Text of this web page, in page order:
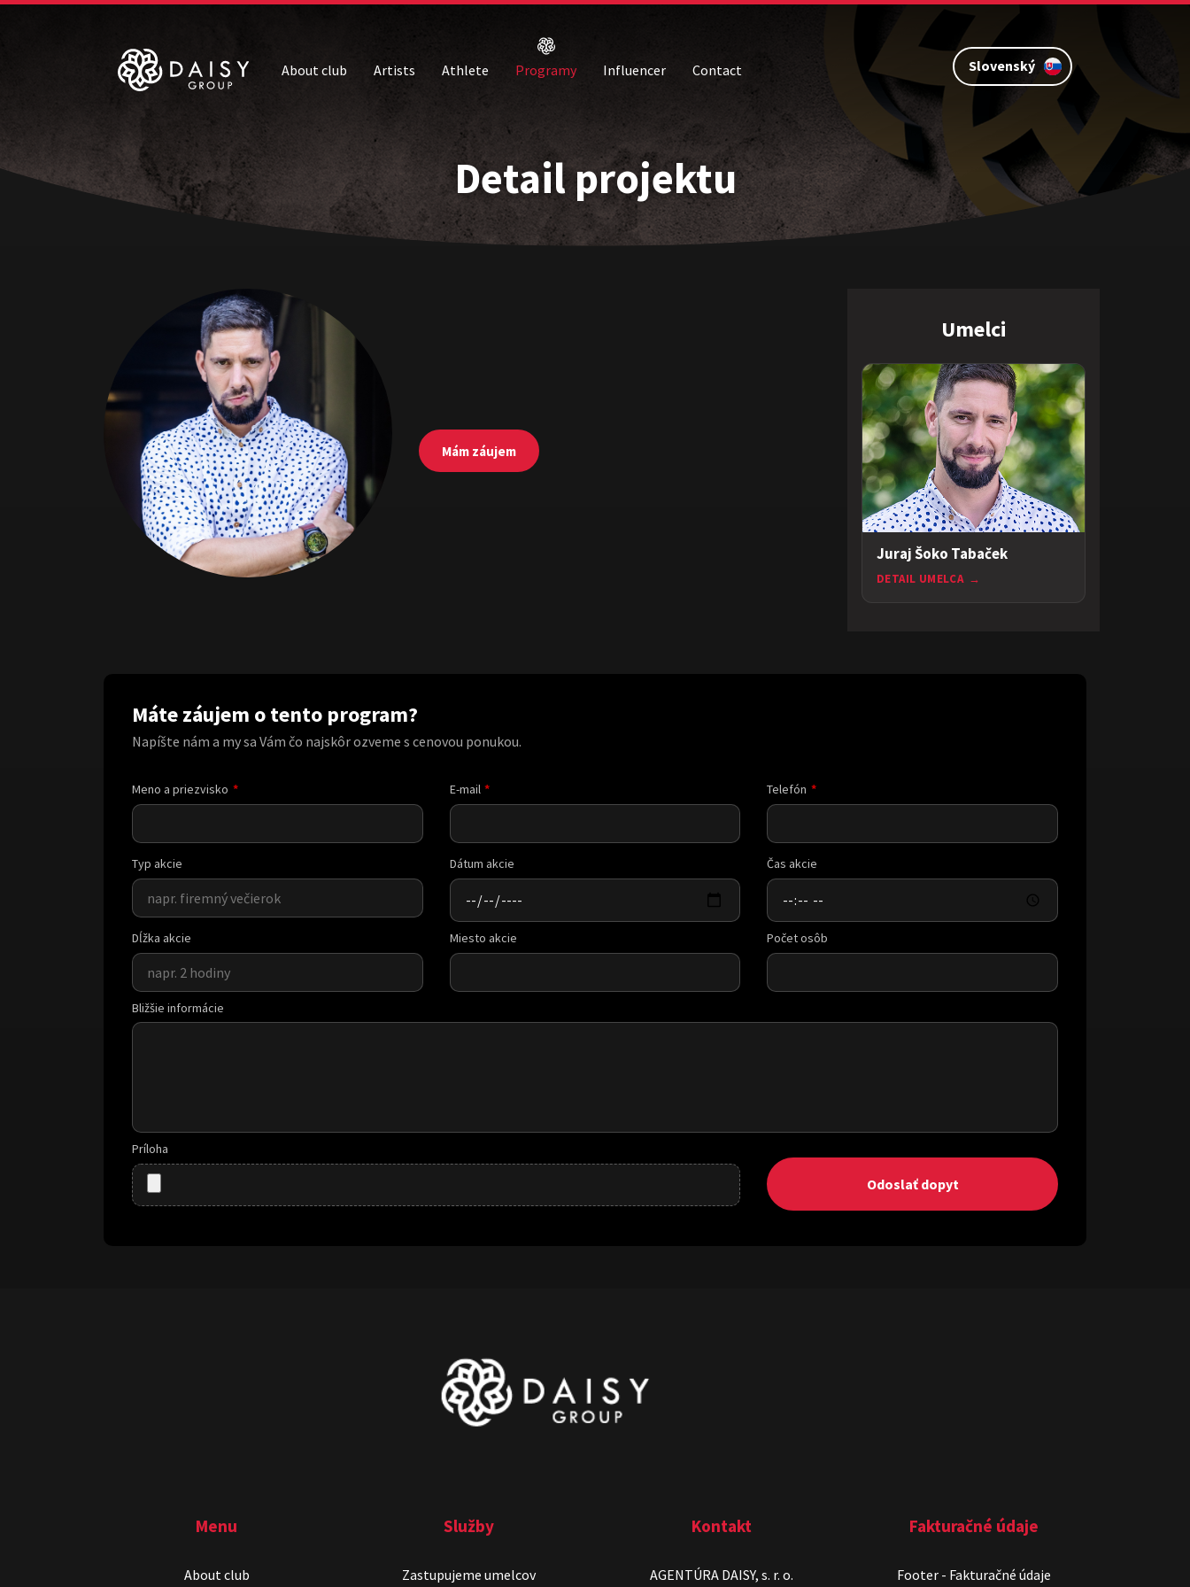
About club Artists Athlete Programy Influencer Contact Slovenský
Detail projektu
Mám záujem
Umelci
Juraj Šoko Tabaček
DETAIL UMELCA →
Máte záujem o tento program?
Napíšte nám a my sa Vám čo najskôr ozveme s cenovou ponukou.
Meno a priezvisko E-mail Telefón
Typ akcie Dátum akcie Čas akcie
Dĺžka akcie Miesto akcie Počet osôb
Bližšie informácie
Príloha
Odoslať dopyt
Menu
About club
Služby
Zastupujeme umelcov
Kontakt
AGENTÚRA DAISY, s. r. o.
Fakturačné údaje
Footer - Fakturačné údaje